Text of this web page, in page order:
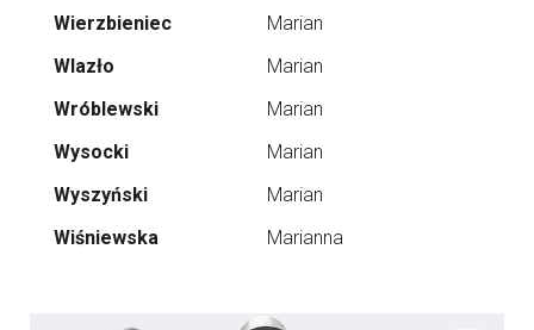
Wierzbieniec
Marian
Wlazło
Marian
Wróblewski
Marian
Wysocki
Marian
Wyszyński
Marian
Wiśniewska
Marianna